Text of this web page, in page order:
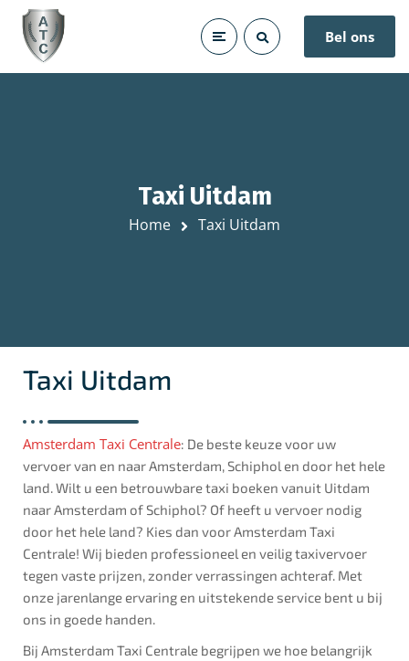
Bel ons
Taxi Uitdam
Home Taxi Uitdam
Taxi Uitdam
Amsterdam Taxi Centrale: De beste keuze voor uw
vervoer van en naar Amsterdam, Schiphol en door het hele
land. Wilt u een betrouwbare taxi boeken vanuit Uitdam
naar Amsterdam of Schiphol? Of heeft u vervoer nodig
door het hele land? Kies dan voor Amsterdam Taxi
Centrale! Wij bieden professioneel en veilig taxivervoer
tegen vaste prijzen, zonder verrassingen achteraf. Met
onze jarenlange ervaring en uitstekende service bent u bij
ons in goede handen.
Bij Amsterdam Taxi Centrale begrijpen we hoe belangrijk